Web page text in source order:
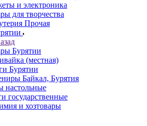
и электроника
для творчества
Прочая
Бурятии
(местная)
Бурятии
Байкал, Бурятия
настольные
государственные
и хозтовары